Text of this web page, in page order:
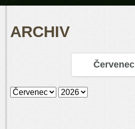
ARCHIV
Červenec